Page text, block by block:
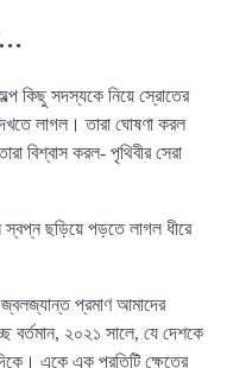
কিছু সদস্যকে নিয়ে স্রোতের
লাগল। তারা ঘোষণা করল
বিশ্বাস করল- পৃথিবীর সেরা
ছড়িয়ে পড়তে লাগল ধীরে
প্রমাণ আমাদের
বর্তমান, ২০২১ সালে, যে দেশকে
একে এক প্রতিটি ক্ষেত্রে